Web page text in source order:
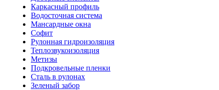
Каркасный профиль
Водосточная система
Мансардные окна
Софит
Рулонная гидроизоляция
Теплозвукоизоляция
Метизы
Подкровельные пленки
Сталь в рулонах
Зеленый забор